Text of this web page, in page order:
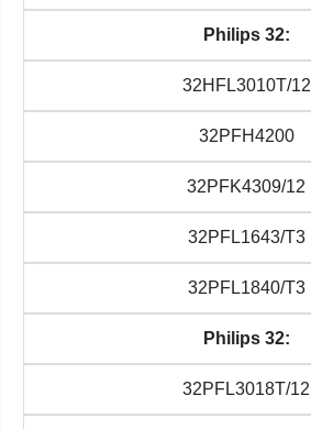
Philips 32:
32HFL3010T/12
32PFH4200
32PFK4309/12
32PFL1643/T3
32PFL1840/T3
Philips 32:
32PFL3018T/12